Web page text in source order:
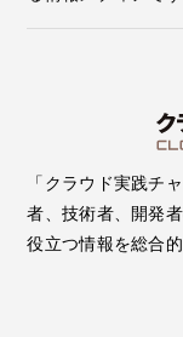
「クラウド実践チ
者、技術者、開発
役立つ情報を総合